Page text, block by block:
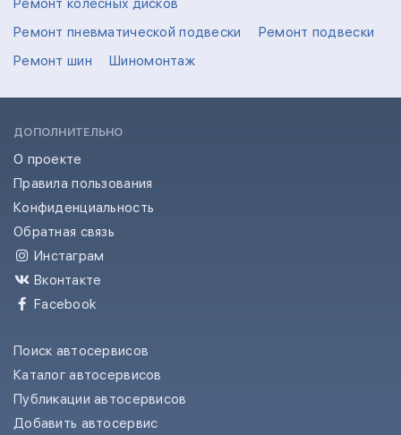
Ремонт колесных дисков
Ремонт пневматической подвески
Ремонт подвески
Ремонт шин
Шиномонтаж
ДОПОЛНИТЕЛЬНО
О проекте
Правила пользования
Конфиденциальность
Обратная связь
Инстаграм
Вконтакте
Facebook
Поиск автосервисов
Каталог автосервисов
Публикации автосервисов
Добавить автосервис